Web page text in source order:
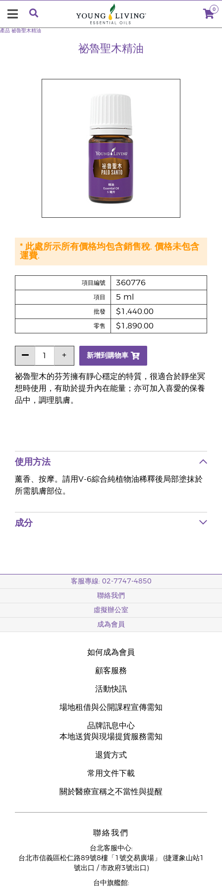
0
祕魯聖木精油
產品 祕魯聖木精油
祕魯聖木的芬芳擁有靜心穩定的特質，很適合於靜坐冥
想時使用，有助於提升內在能量；亦可加入喜愛的保養
品中，調理肌膚。
項目編號 360776
項目 5 ml
批發 $1,440.00
零售 $1,890.00
新增到購物車
* 此處所示所有價格均包含銷售稅. 價格未包含
運費.
使用方法
薰香、按摩。請用V-6綜合純植物油稀釋後局部塗抹於
所需肌膚部位。
成分
客服專線: 02-7747-4850
聯絡我們
虛擬辦公室
成為會員
如何成為會員
顧客服務
活動快訊
場地租借與公開課程宣傳需知
品牌訊息中心
本地送貨與現場提貨服務需知
退貨方式
常用文件下載
關於醫療宣稱之不當性與提醒
聯絡我們
台北客服中心:
台北市信義區松仁路89號8樓「1號交易廣場」 (捷運象山站1
號出口 / 市政府3號出口)
台中旗艦館: